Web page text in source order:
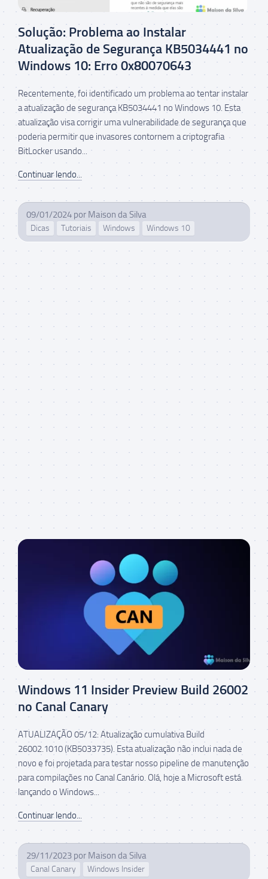
Solução: Problema ao Instalar
Atualização de Segurança KB5034441 no
Windows 10: Erro 0x80070643
Recentemente, foi identificado um problema ao tentar instalar
a atualização de segurança KB5034441 no Windows 10. Esta
atualização visa corrigir uma vulnerabilidade de segurança que
poderia permitir que invasores contornem a criptografia
BitLocker usando...
Continuar lendo...
09/01/2024 por Maison da Silva
Dicas Tutoriais Windows Windows 10
Windows 11 Insider Preview Build 26002
no Canal Canary
ATUALIZAÇÃO 05/12: Atualização cumulativa Build
26002.1010 (KB5033735). Esta atualização não inclui nada de
novo e foi projetada para testar nosso pipeline de manutenção
para compilações no Canal Canário. Olá, hoje a Microsoft está
lançando o Windows...
Continuar lendo...
29/11/2023 por Maison da Silva
Canal Canary Windows Insider